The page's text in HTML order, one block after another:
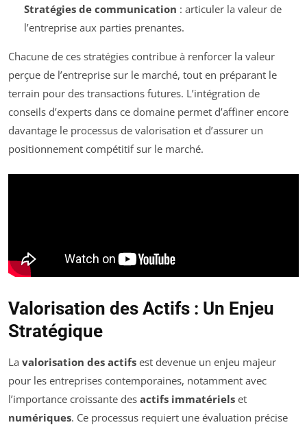
Stratégies de communication : articuler la valeur de
l’entreprise aux parties prenantes.
Chacune de ces stratégies contribue à renforcer la valeur
perçue de l’entreprise sur le marché, tout en préparant le
terrain pour des transactions futures. L’intégration de
conseils d’experts dans ce domaine permet d’affiner encore
davantage le processus de valorisation et d’assurer un
positionnement compétitif sur le marché.
Valorisation des Actifs : Un Enjeu
Stratégique
La valorisation des actifs est devenue un enjeu majeur
pour les entreprises contemporaines, notamment avec
l’importance croissante des actifs immatériels et
numériques. Ce processus requiert une évaluation précise